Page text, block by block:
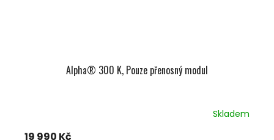
Alpha® 300 K, Pouze přenosný modul
Skladem
19 990 Kč